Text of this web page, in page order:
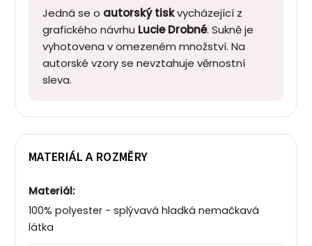
Jedná se o autorský tiskvycházející z
grafického návrhu Lucie Drobné. Sukně je
vyhotovena v omezeném množství. Na
autorské vzory se nevztahuje věrnostní
sleva.
MATERIÁL A ROZMĚRY
Materiál:
100% polyester - splývavá hladká nemačkavá
látka